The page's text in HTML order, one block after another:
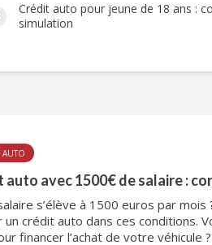
Crédit auto pour jeune de 18 ans :
simulation
AUTO
auto avec 1500€ de salaire :
s’élève à 1500 euros par
crédit auto dans ces conditions.
financer l’achat de votre véhicule